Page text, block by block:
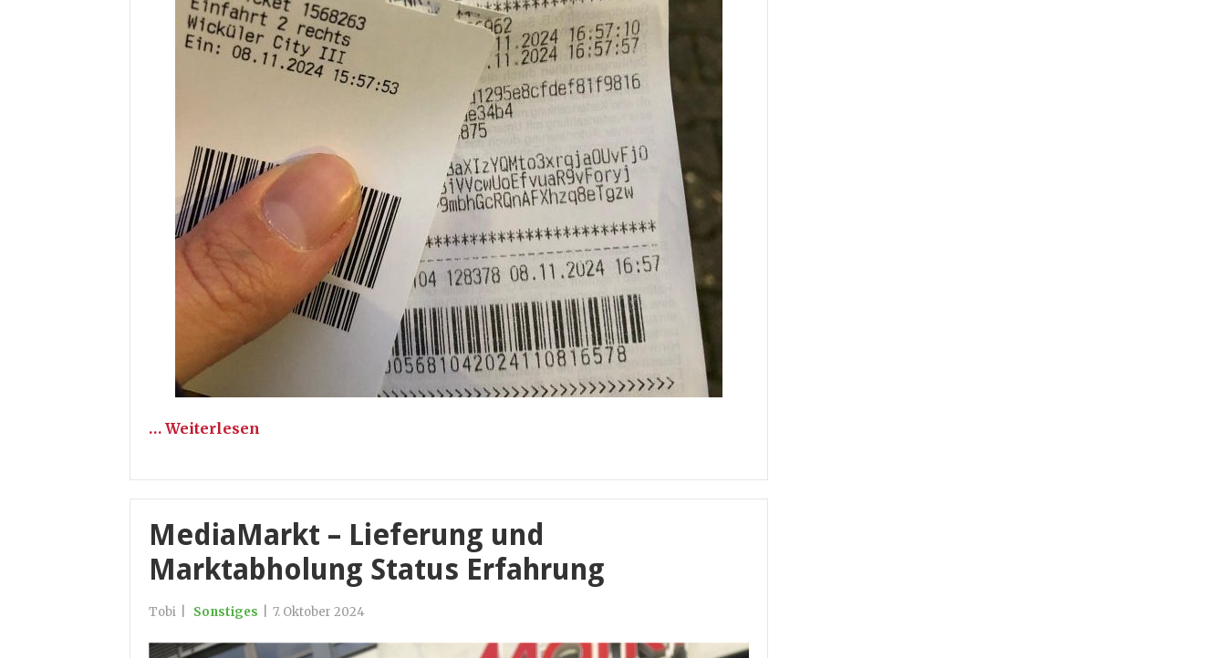
… Weiterlesen
MediaMarkt – Lieferung und
Marktabholung Status Erfahrung
Tobi Sonstiges 7. Oktober 2024